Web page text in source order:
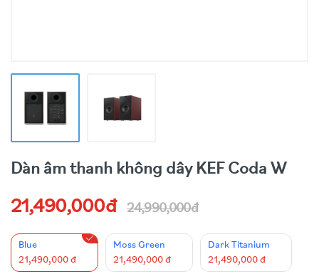
Dàn âm thanh không dây KEF Coda W
21,490,000đ 24,990,000đ
Blue
21,490,000 đ
Moss Green
21,490,000 đ
Dark Titanium
21,490,000 đ